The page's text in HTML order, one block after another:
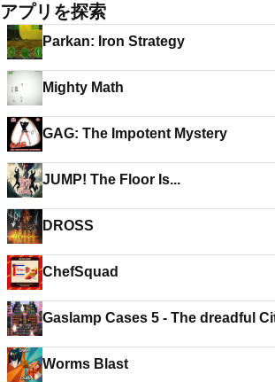
アプリを探索
Parkan: Iron Strategy
Mighty Math
GAG: The Impotent Mystery
JUMP! The Floor Is...
DROSS
ChefSquad
Gaslamp Cases 5 - The dreadful
Worms Blast